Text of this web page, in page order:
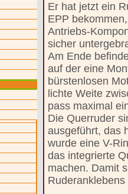
Er hat jetzt ein
EPP
Antriebs-
sicher
Am Ende
auf der eine
bürstenlosen
lichte Weite
pass maximal
Die Querruder
ausgeführt, das
wurde eine V-
das integrierte
machen. Damit